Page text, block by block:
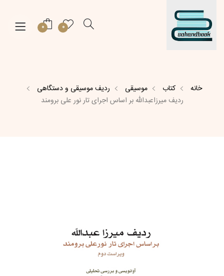
0
0
خانه کتاب موسیقی
ردیف موسیقی و دستگاهی
ردیف میرزاعبدالله بر اساس اجرای تار نور علی برومند